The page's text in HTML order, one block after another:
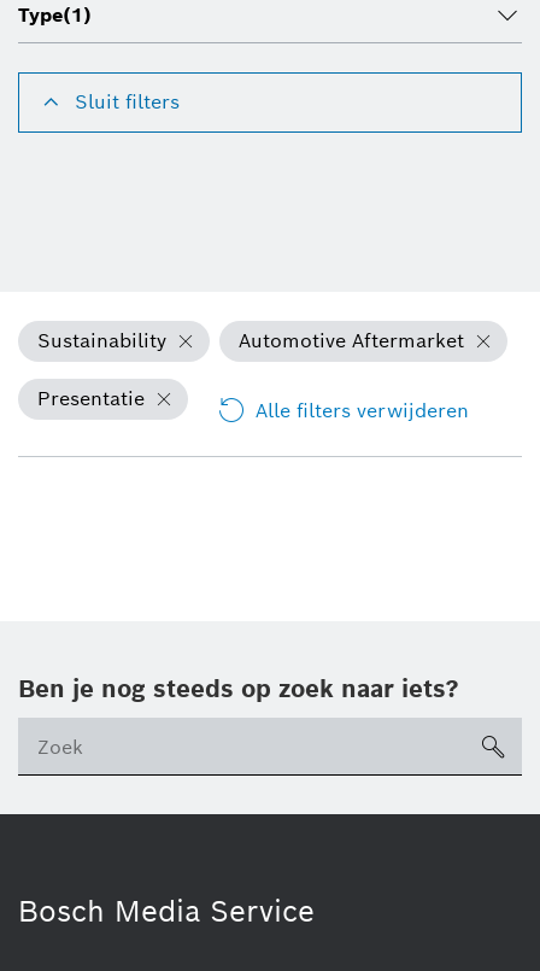
Type(1)
Sluit filters
Sustainability Automotive Aftermarket
Presentatie Alle filters verwijderen
Ben je nog steeds op zoek naar iets?
Bosch Media Service